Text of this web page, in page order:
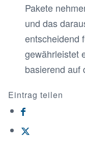
Pakete
und das
entscheidend
gewährleistet
basierend auf
Eintrag teilen